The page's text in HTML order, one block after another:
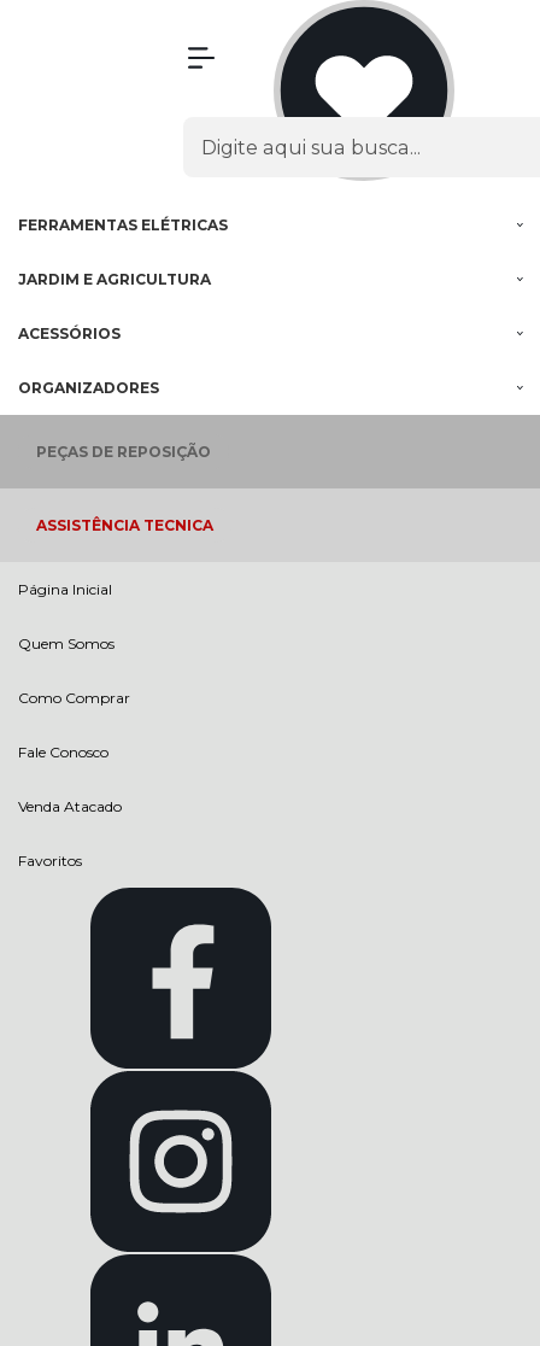
FERRAMENTAS ELÉTRICAS
JARDIM E AGRICULTURA
ACESSÓRIOS
ORGANIZADORES
PEÇAS DE REPOSIÇÃO
ASSISTÊNCIA TECNICA
Página Inicial
Quem Somos
Como Comprar
Fale Conosco
Venda Atacado
Favoritos